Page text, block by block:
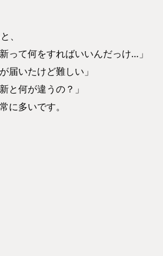
、
って何をすればいいんだっけ…」
届いたけど難しい」
と何が違うの？」
に多いです。